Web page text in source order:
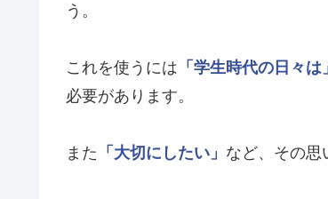
う。
これを使うには 「学生時代の日々は」
必要があります。
また 「大切にしたい」 など、その思